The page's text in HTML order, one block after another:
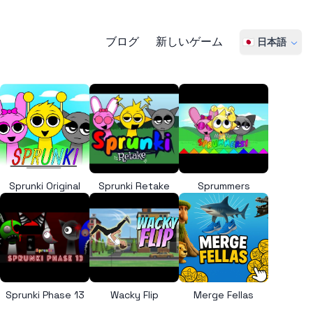
ブログ 新しいゲーム 🇯🇵 日本語
Sprunki Original Sprunki Retake Sprummers
Sprunki Phase 13 Wacky Flip Merge Fellas